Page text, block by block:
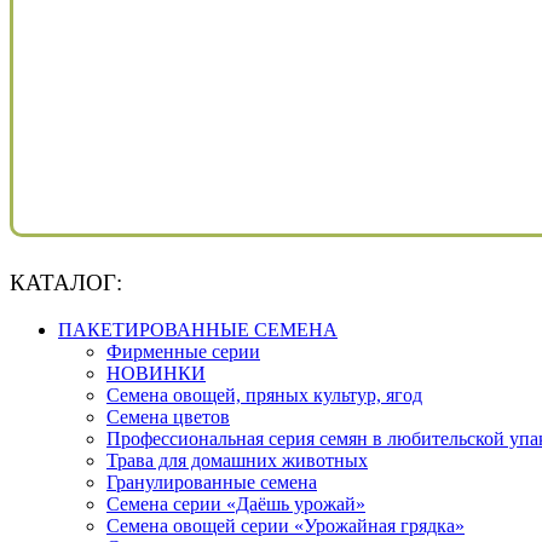
КАТАЛОГ:
ПАКЕТИРОВАННЫЕ СЕМЕНА
Фирменные серии
НОВИНКИ
Семена овощей, пряных культур, ягод
Семена цветов
Профессиональная серия семян в любительской
Трава для домашних животных
Гранулированные семена
Семена серии «Даёшь урожай»
Семена овощей серии «Урожайная грядка»